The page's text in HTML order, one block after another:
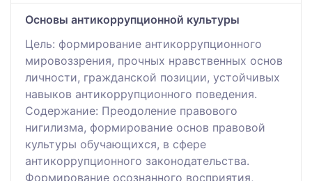
Основы антикоррупционной культуры
Цель: формирование антикоррупционного
мировоззрения, прочных нравственных основ
личности, гражданской позиции, устойчивых
навыков антикоррупционного поведения.
Содержание: Преодоление правового
нигилизма, формирование основ правовой
культуры обучающихся, в сфере
антикоррупционного законодательства.
Формирование осознанного восприятия,